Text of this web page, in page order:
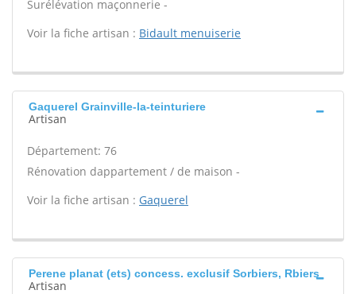
Surélévation maçonnerie -
Voir la fiche artisan : Bidault menuiserie
Gaquerel Grainville-la-teinturiere
Artisan
Département: 76
Rénovation dappartement / de maison -
Voir la fiche artisan : Gaquerel
Perene planat (ets) concess. exclusif Sorbiers, Rbiers
Artisan